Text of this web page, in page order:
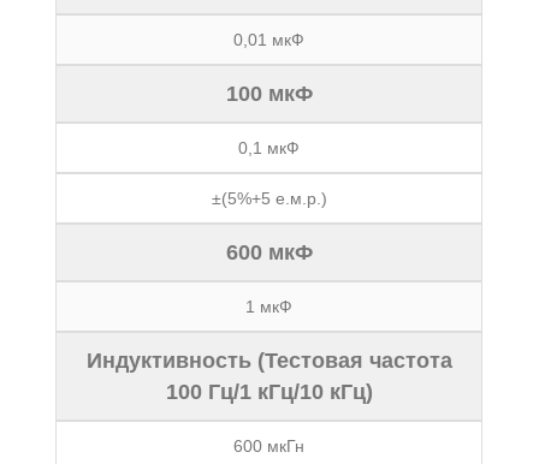
0,01 мкФ
100 мкФ
0,1 мкФ
±(5%+5 е.м.р.)
600 мкФ
1 мкФ
Индуктивность (Тестовая частота
100 Гц/1 кГц/10 кГц)
600 мкГн